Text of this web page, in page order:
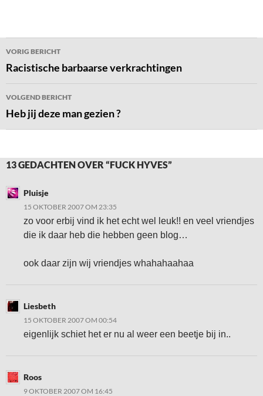
Bericht
navigatie
VORIG BERICHT
Racistische barbaarse verkrachtingen
VOLGEND BERICHT
Heb jij deze man gezien ?
13 GEDACHTEN OVER “FUCK HYVES”
Pluisje
15 OKTOBER 2007 OM 23:35
zo voor erbij vind ik het echt wel leuk!! en veel vriendjes
die ik daar heb die hebben geen blog…
ook daar zijn wij vriendjes whahahaahaa
Liesbeth
15 OKTOBER 2007 OM 00:54
eigenlijk schiet het er nu al weer een beetje bij in..
Roos
9 OKTOBER 2007 OM 16:45